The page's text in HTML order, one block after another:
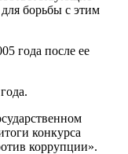
борьбы с этим
года после ее
конкурса
коррупции».